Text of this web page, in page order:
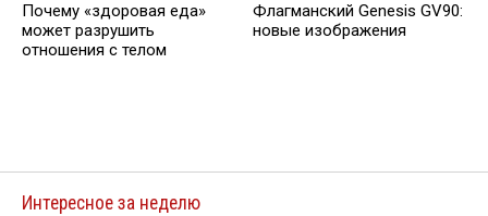
Почему «здоровая еда»
может разрушить
отношения с телом
Флагманский Genesis GV90:
новые изображения
Интересное за неделю